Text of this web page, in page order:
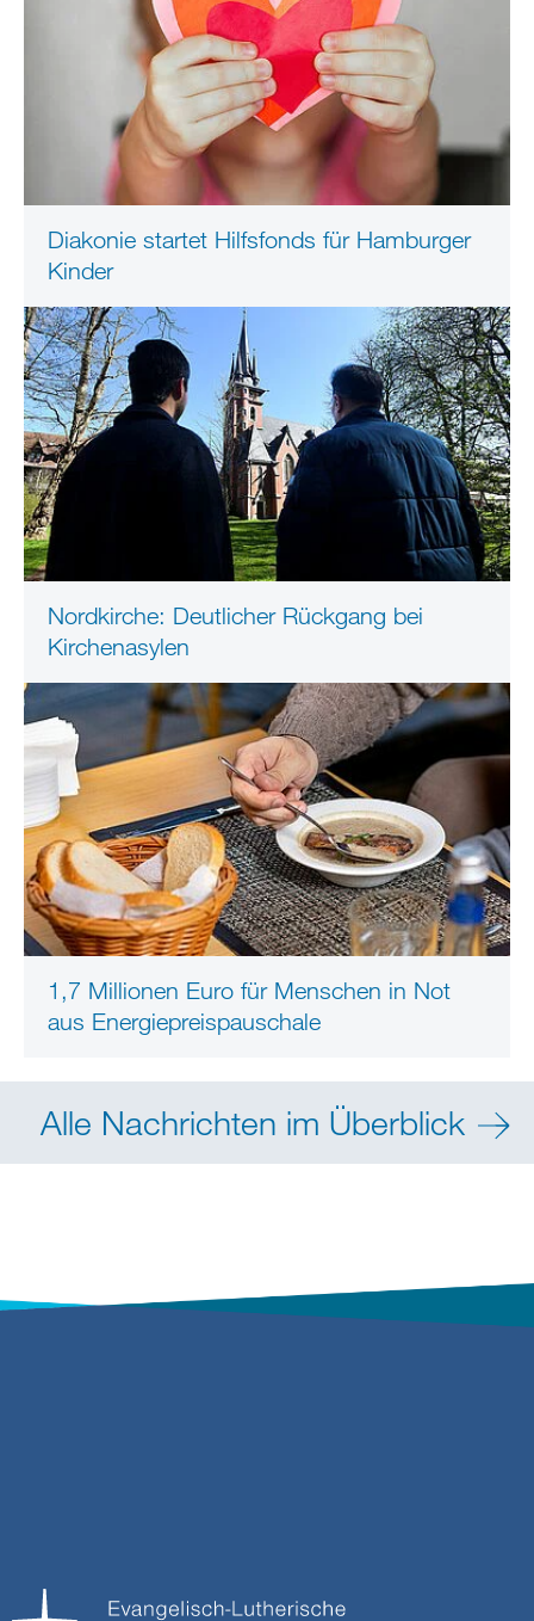
Diakonie startet Hilfsfonds für Hamburger
Kinder
Nordkirche: Deutlicher Rückgang bei
Kirchenasylen
1,7 Millionen Euro für Menschen in Not
aus Energiepreispauschale
Alle Nachrichten im Überblick